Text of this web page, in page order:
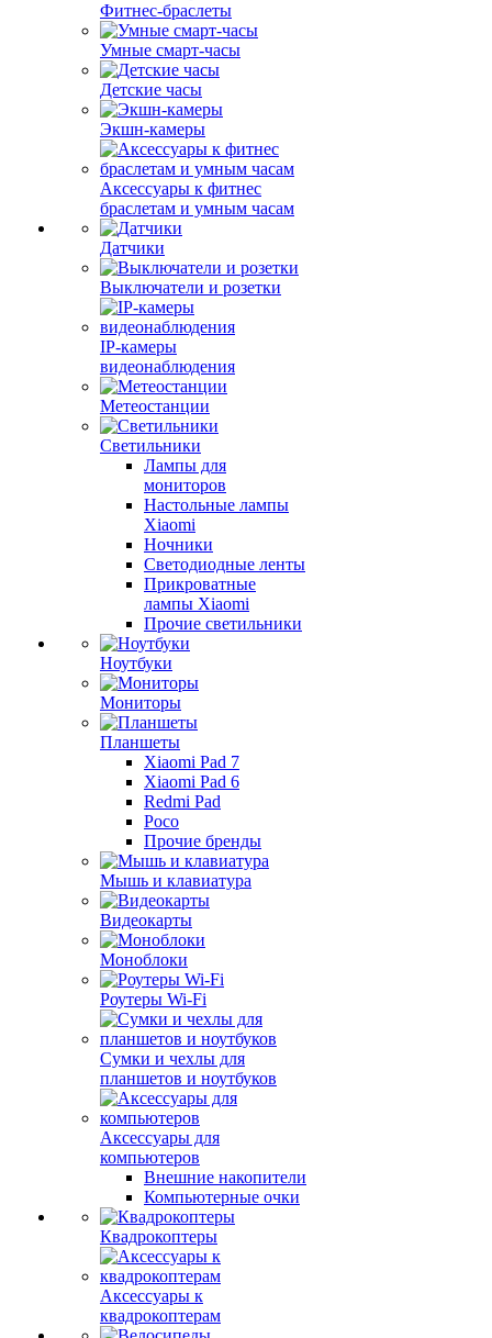
Фитнес-браслеты
Умные смарт-часы
Детские часы
Экшн-камеры
Аксессуары к фитнес
браслетам и умным часам
Датчики
Выключатели и розетки
IP-камеры
видеонаблюдения
Метеостанции
Светильники
Лампы для
мониторов
Настольные лампы
Xiaomi
Ночники
Светодиодные ленты
Прикроватные
лампы Xiaomi
Прочие светильники
Ноутбуки
Мониторы
Планшеты
Xiaomi Pad 7
Xiaomi Pad 6
Redmi Pad
Poco
Прочие бренды
Мышь и клавиатура
Видеокарты
Моноблоки
Роутеры Wi-Fi
Сумки и чехлы для
планшетов и ноутбуков
Аксессуары для
компьютеров
Внешние накопители
Компьютерные очки
Квадрокоптеры
Аксессуары к
квадрокоптерам